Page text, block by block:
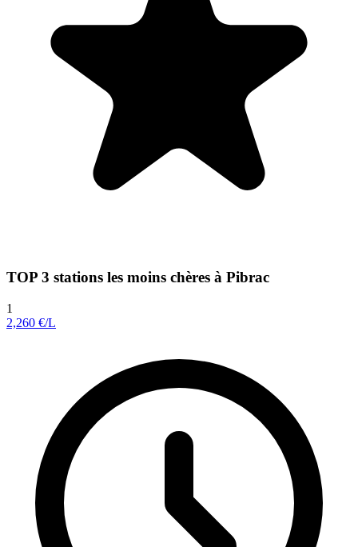
TOP 3 stations les moins chères à Pibrac
1
2,260 €/L